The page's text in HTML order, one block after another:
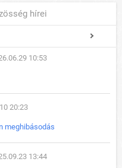
hírei
10:53
20:23
meghibásodás
13:44